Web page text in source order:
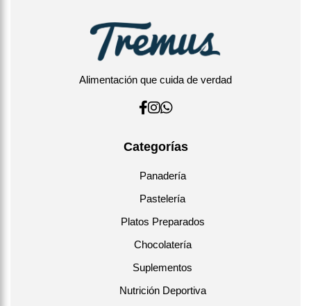
Alimentación que cuida de verdad
Categorías
Panadería
Pastelería
Platos Preparados
Chocolatería
Suplementos
Nutrición Deportiva